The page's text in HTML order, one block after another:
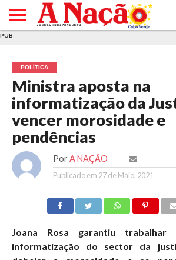
E DE
COOKIES
DE
UTILIZAÇÃO
PUB
POLÍTICA
Ministra aposta na
informatização da
vencer morosidade e
pendências
Por A NAÇÃO
Publicado em 27 de Maio, 2021
Joana Rosa garantiu
informatização do sector da